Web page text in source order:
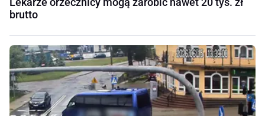
brutto